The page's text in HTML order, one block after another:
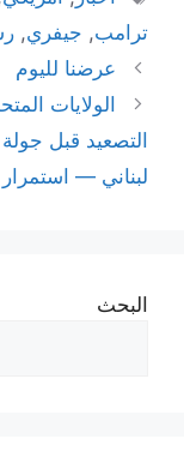
ترامب, جيفري,
عرضنا لليوم
الولايات
التصعيد قبل
لبناني — استمرار
البحث